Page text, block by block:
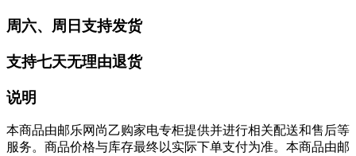
周六、周日支持发货
支持七天无理由退货
说明
本商品由邮乐网尚乙购家电专柜提供并进行相关配送和售后等
服务。商品价格与库存最终以实际下单支付为准。本商品由邮